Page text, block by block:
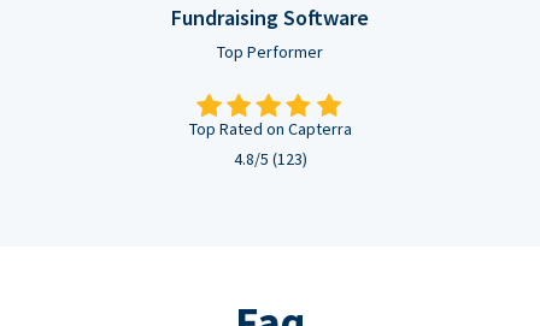
Fundraising Software
Top Performer
Top Rated on Capterra
4.8/5 (123)